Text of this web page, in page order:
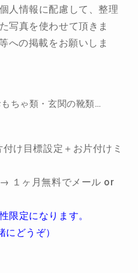
人情報に配慮して、整理
写真を使わせて頂きま
への掲載をお願いしま
ちゃ類・玄関の靴類…
け目標設定＋お片付けミ
１ヶ月無料でメール or
限定になります。
にどうぞ）